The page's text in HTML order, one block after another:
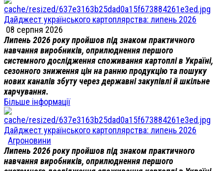
Дайджест українського картоплярства: липень 2026
08 серпня 2026
Липень 2026 року пройшов під знаком практичного
навчання виробників, оприлюднення першого
системного дослідження споживання картоплі в Україні,
сезонного зниження цін на ранню продукцію та пошуку
нових каналів збуту через державні закупівлі й шкільне
харчування.
Більше інформації
Дайджест українського картоплярства: липень 2026
Агроновини
Липень 2026 року пройшов під знаком практичного
навчання виробників, оприлюднення першого